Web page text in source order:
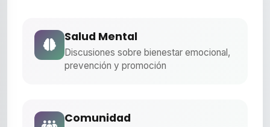
Salud Mental
Discusiones sobre bienestar emocional,
prevención y promoción
Comunidad